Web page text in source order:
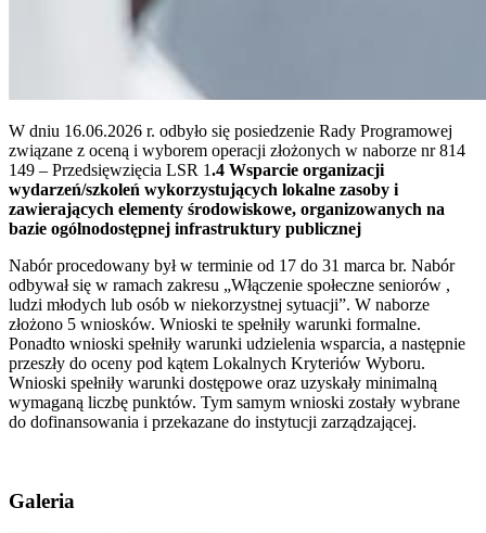
W dniu 16.06.2026 r. odbyło się posiedzenie Rady Programowej
związane z oceną i wyborem operacji złożonych w naborze nr 814
149 – Przedsięwzięcia LSR 1.4 Wsparcie organizacji
wydarzeń/szkoleń wykorzystujących lokalne zasoby i
zawierających elementy środowiskowe, organizowanych na
bazie ogólnodostępnej infrastruktury publicznej
Nabór procedowany był w terminie od 17 do 31 marca br. Nabór
odbywał się w ramach zakresu „Włączenie społeczne seniorów ,
ludzi młodych lub osób w niekorzystnej sytuacji”. W naborze
złożono 5 wniosków. Wnioski te spełniły warunki formalne.
Ponadto wnioski spełniły warunki udzielenia wsparcia, a następnie
przeszły do oceny pod kątem Lokalnych Kryteriów Wyboru.
Wnioski spełniły warunki dostępowe oraz uzyskały minimalną
wymaganą liczbę punktów. Tym samym wnioski zostały wybrane
do dofinansowania i przekazane do instytucji zarządzającej.
Galeria